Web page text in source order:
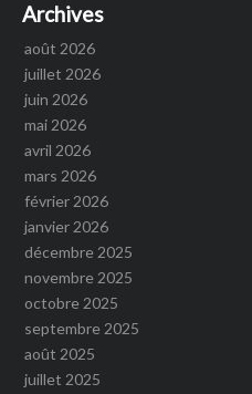
Archives
août 2026
juillet 2026
juin 2026
mai 2026
avril 2026
mars 2026
février 2026
janvier 2026
décembre 2025
novembre 2025
octobre 2025
septembre 2025
août 2025
juillet 2025